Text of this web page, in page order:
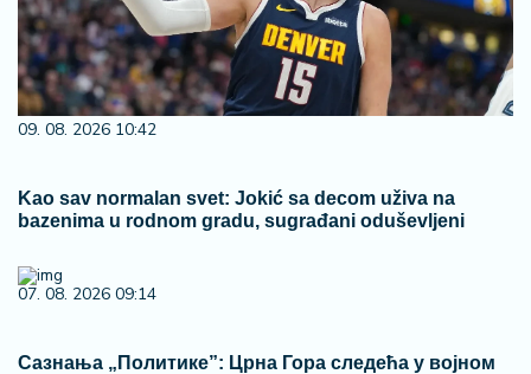
09. 08. 2026 10:42
Kao sav normalan svet: Jokić sa decom uživa na
bazenima u rodnom gradu, sugrađani oduševljeni
07. 08. 2026 09:14
Сазнања „Политике”: Црна Гора следећа у војном